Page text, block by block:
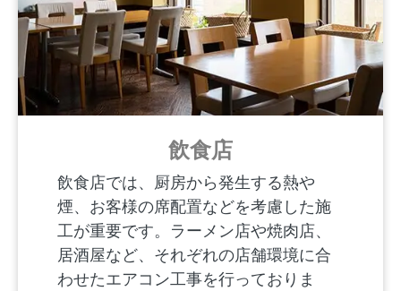
飲食店
飲食店では、厨房から発生する熱や
煙、お客様の席配置などを考慮した施
工が重要です。ラーメン店や焼肉店、
居酒屋など、それぞれの店舗環境に合
わせたエアコン工事を行っておりま